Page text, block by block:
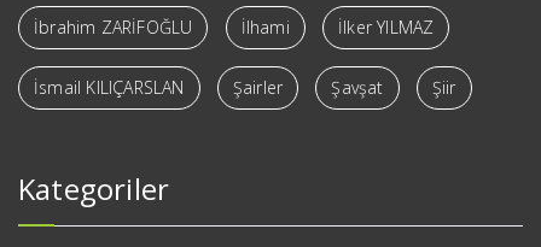
İbrahim ZARİFOĞLU İlhami İlker YILMAZ
İsmail KILIÇARSLAN Şairler Şavşat Şiir
Kategoriler